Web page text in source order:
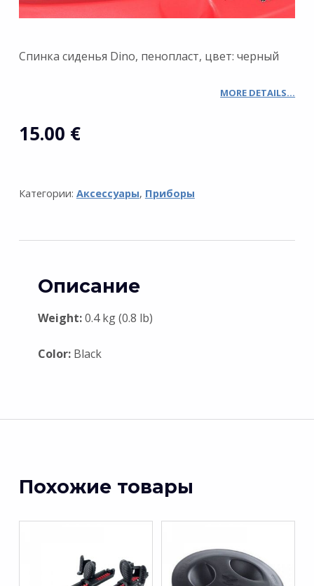
Спинка сиденья Dino, пенопласт, цвет: черный
MORE DETAILS…
15.00 €
Категории: Аксессуары, Приборы
Описание
Weight:0.4 kg (0.8 lb)
Color:Black
Похожие товары